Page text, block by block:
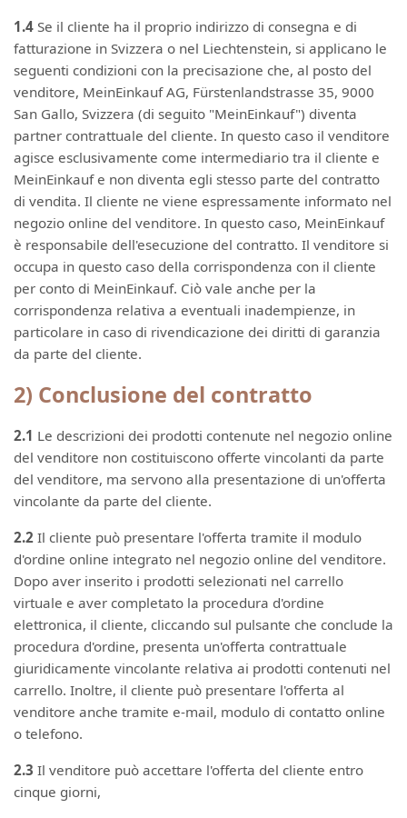
1.4 Se il cliente ha il proprio indirizzo di consegna e di
fatturazione in Svizzera o nel Liechtenstein, si applicano le
seguenti condizioni con la precisazione che, al posto del
venditore, MeinEinkauf AG, Fürstenlandstrasse 35, 9000
San Gallo, Svizzera (di seguito "MeinEinkauf") diventa
partner contrattuale del cliente. In questo caso il venditore
agisce esclusivamente come intermediario tra il cliente e
MeinEinkauf e non diventa egli stesso parte del contratto
di vendita. Il cliente ne viene espressamente informato nel
negozio online del venditore. In questo caso, MeinEinkauf
è responsabile dell'esecuzione del contratto. Il venditore si
occupa in questo caso della corrispondenza con il cliente
per conto di MeinEinkauf. Ciò vale anche per la
corrispondenza relativa a eventuali inadempienze, in
particolare in caso di rivendicazione dei diritti di garanzia
da parte del cliente.
2) Conclusione del contratto
2.1 Le descrizioni dei prodotti contenute nel negozio online
del venditore non costituiscono offerte vincolanti da parte
del venditore, ma servono alla presentazione di un'offerta
vincolante da parte del cliente.
2.2 Il cliente può presentare l'offerta tramite il modulo
d'ordine online integrato nel negozio online del venditore.
Dopo aver inserito i prodotti selezionati nel carrello
virtuale e aver completato la procedura d'ordine
elettronica, il cliente, cliccando sul pulsante che conclude la
procedura d'ordine, presenta un'offerta contrattuale
giuridicamente vincolante relativa ai prodotti contenuti nel
carrello. Inoltre, il cliente può presentare l'offerta al
venditore anche tramite e-mail, modulo di contatto online
o telefono.
2.3 Il venditore può accettare l'offerta del cliente entro
cinque giorni,